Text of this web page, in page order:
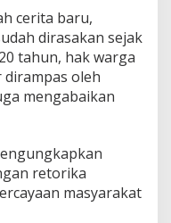
cerita baru,
dirasakan sejak
tahun, hak warga
oleh
mengabaikan
retorika
masyarakat